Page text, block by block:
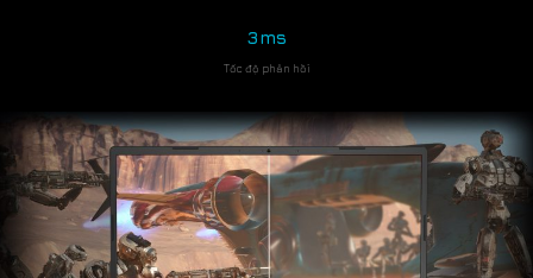
3ms
Tốc độ phản hồi